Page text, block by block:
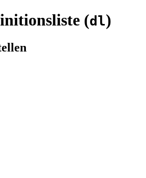
(dl)